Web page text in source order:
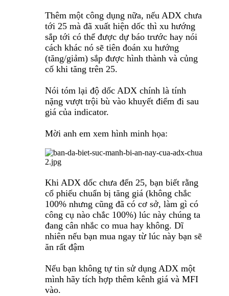
Thêm một công dụng nữa, nếu ADX chưa
tới 25 mà đã xuất hiện dốc thì xu hướng
sắp tới có thể được dự báo trước hay nói
cách khác nó sẽ tiên đoán xu hướng
(tăng/giảm) sắp được hình thành và củng
cố khi tăng trên 25.
Nói tóm lại độ dốc ADX chính là tính
nặng vượt trội bù vào khuyết điểm đi sau
giá của indicator.
Mời anh em xem hình minh họa:
Khi ADX dốc chưa đến 25, bạn biết rằng
cổ phiếu chuẩn bị tăng giá (không chắc
100% nhưng cũng đã có cơ sở, làm gì có
công cụ nào chắc 100%) lúc này chúng ta
đang cân nhắc co mua hay không. Dĩ
nhiên nếu bạn mua ngay từ lúc này bạn sẽ
ăn rất đậm
Nếu bạn không tự tin sử dụng ADX một
mình hãy tích hợp thêm kênh giá và MFI
vào.